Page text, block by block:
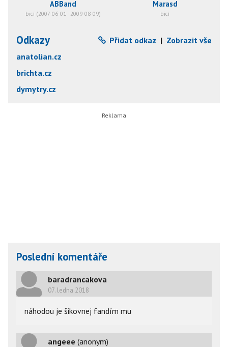
ABBand
bicí (2007-06-01 - 2009-08-09)
Marasd
bicí
Odkazy Přidat odkaz | Zobrazit vše
anatolian.cz
brichta.cz
dymytry.cz
Poslední komentáře
baradrancakova
07. ledna 2018
náhodou je šikovnej fandím mu
angeee (anonym)